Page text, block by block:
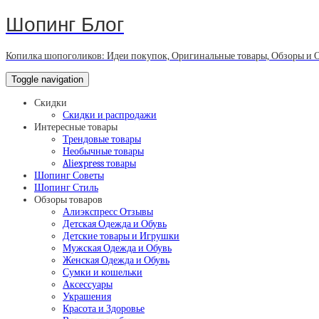
Шопинг Блог
Копилка шопоголиков: Идеи покупок, Оригинальные товары, Обзоры и
Toggle navigation
Скидки
Скидки и распродажи
Интересные товары
Трендовые товары
Необычные товары
Aliexpress товары
Шопинг Советы
Шопинг Стиль
Обзоры товаров
Алиэкспресс Отзывы
Детская Одежда и Обувь
Детские товары и Игрушки
Мужская Одежда и Обувь
Женская Одежда и Обувь
Сумки и кошельки
Аксессуары
Украшения
Красота и Здоровье